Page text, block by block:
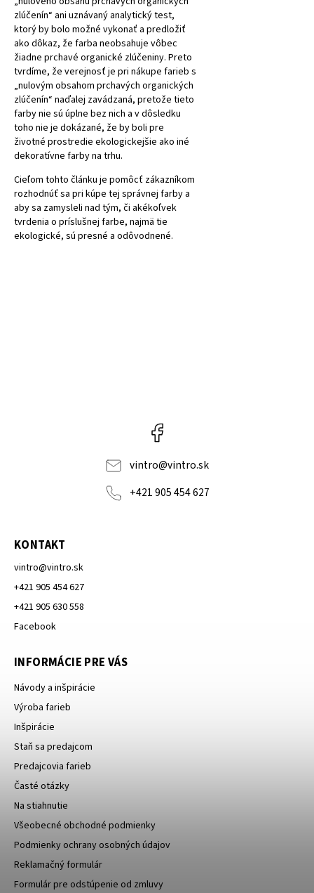
zlúčenín“ ani uznávaný analytický test,
ktorý by bolo možné vykonať a predložiť
ako dôkaz, že farba neobsahuje vôbec
žiadne prchavé organické zlúčeniny. Preto
tvrdíme, že verejnosť je pri nákupe farieb s
„nulovým obsahom prchavých organických
zlúčenín“ naďalej zavádzaná, pretože tieto
farby nie sú úplne bez nich a v dôsledku
toho nie je dokázané, že by boli pre
životné prostredie ekologickejšie ako iné
dekoratívne farby na trhu.
Cieľom tohto článku je pomôcť zákazníkom
rozhodnúť sa pri kúpe tej správnej farby a
aby sa zamysleli nad tým, či akékoľvek
tvrdenia o príslušnej farbe, najmä tie
ekologické, sú presné a odôvodnené.
vintro@vintro.sk
+421 905 454 627
KONTAKT
vintro@vintro.sk
+421 905 454 627
+421 905 630 558
Facebook
INFORMÁCIE PRE VÁS
Návody a inšpirácie
Výroba farieb
Inšpirácie
Staň sa predajcom
Predajcovia farieb
Časté otázky
Na stiahnutie
Všeobecné obchodné podmienky
Podmienky ochrany osobných údajov
Reklamačný formulár
Formulár pre odstúpenie od zmluvy